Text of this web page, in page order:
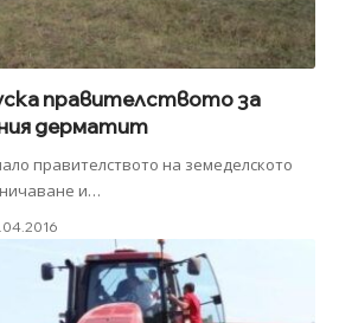
правителството за
дерматит
правителството на земеделското
и…